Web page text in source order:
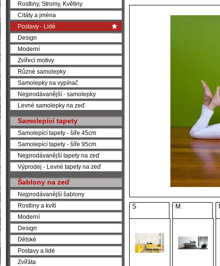
S M
Rostliny, Stromy, Květiny
Citáty a jména
Postavy - Lidé
Design
Moderní
Zvířecí motivy
Různé samolepky
Samolepky na vypínač
Nejprodávanější - samolepky
Levné samolepky na zeď
Samolepící tapety
Samolepící tapety - šíře 45cm
Samolepící tapety - šíře 95cm
Nejprodávanější tapety na zeď
Výprodej - Levné tapety na zeď
Šablony na zeď
Nejprodávanější šablony
Rostliny a kvítí
Moderní
Design
Dětské
Postavy a lidé
Zvířáta